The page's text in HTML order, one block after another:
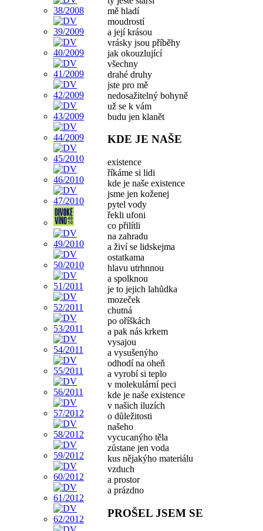
mě hladí
moudrostí
a její krásou
vrásky jsou příběhy
jak okouzlující
všechny
drahé druhy
jste pro mě
nedosažitelný bohyně
už se k vám
budu jen klanět
KDE JE NAŠE
existence
říkáme si lidi
kde je naše existence
jsme jen koženej
pytel vody
řekli ufoni
co přilítli
na zahradu
a živí se lidskejma
ostatkama
hlavu utrhnnou
a spolknou
je to jejich lahůdka
mozeček
chutná
po oříškách
a pak nás krkem
vysajou
a vysušenýho
odhodí na oheň
a vyrobí si teplo
v molekulární peci
kde je naše existence
v našich iluzích
o důležitosti
našeho
vycucanýho těla
zůstane jen voda
kus nějakýho materiálu
vzduch
a prostor
a prázdno
PROŠEL JSEM SE